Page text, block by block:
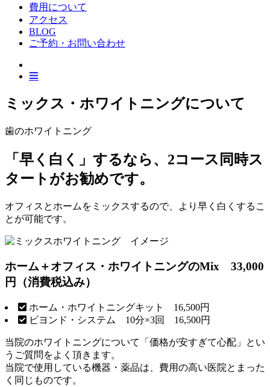
費用について
アクセス
BLOG
ご予約・お問い合わせ
ミックス・ホワイトニングについて
歯のホワイトニング
「早く白く」するなら、2コース同時ス
タートがお勧めです。
オフィスとホームをミックスするので、より早く白くするこ
とが可能です。
ホーム＋オフィス・ホワイトニングのMix 33,000
円（消費税込み）
ホーム・ホワイトニングキット 16,500円
ビヨンド・システム 10分×3回 16,500円
当院のホワイトニングについて「価格が安すぎて心配」とい
うご質問をよく頂きます。
当院で使用している機器・薬品は、費用の高い医院とまった
く同じものです。